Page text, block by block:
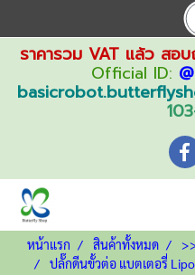
ราคารวม VAT แล้ว สอ
Official ID:
หน้าแรก สินค้าทั้งหมด
ปลั๊กดีนขั้วต่อ แบตเตอรี่ Lipo